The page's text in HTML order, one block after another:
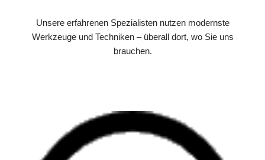
Unsere erfahrenen Spezialisten nutzen modernste
Werkzeuge und Techniken – überall dort, wo Sie uns
brauchen.